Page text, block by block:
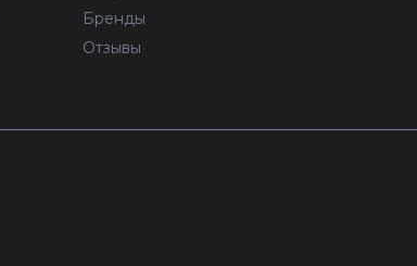
Бренды
Отзывы